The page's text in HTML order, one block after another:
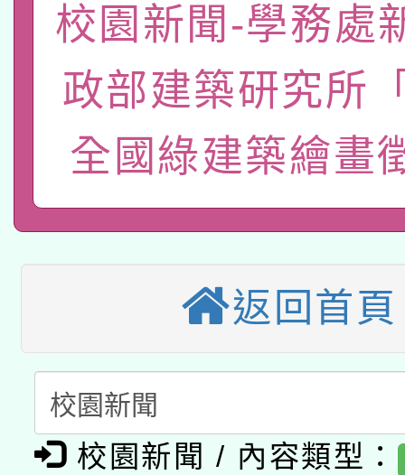
「數位內容與教學軟體
pilot」
有關大陸委員會函釋公
薪期間赴陸應申請許可
轉知經濟部水利署委託
業技術研究院辦理「
用水績優單位及節水達
動」
115年8月22日(星期六
桃園市孔廟祈福系列
本校115學年度第2次
招甄選結果公告(無人
招)
適應運動共學行動站研
本館辦理115年度閱讀
暨閱讀推動專業研習
科技賦能─人工智慧
礎課程
A3數位素養講師名單
校園新聞-學務處
政部建築研究所
全國綠建築繪畫
返回首頁
校園新聞 / 內容類型：